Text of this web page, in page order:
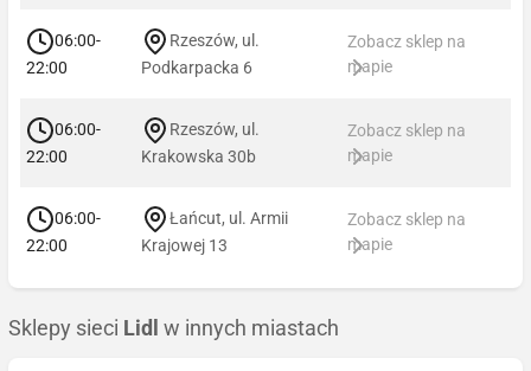
06:00-
22:00
Rzeszów, ul.
Podkarpacka 6
Zobacz sklep na
mapie
06:00-
22:00
Rzeszów, ul.
Krakowska 30b
Zobacz sklep na
mapie
06:00-
22:00
Łańcut, ul. Armii
Krajowej 13
Zobacz sklep na
mapie
Sklepy sieci Lidl w innych miastach